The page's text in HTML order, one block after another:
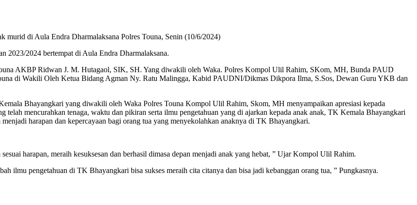
murid di Aula Endra Dharmalaksana Polres Touna, Senin (10/6/2024)
2023/2024 bertempat di Aula Endra Dharmalaksana.
AKBP Ridwan J. M. Hutagaol, SIK, SH. Yang diwakili oleh Waka. Polres Kompol Ulil Rahim, SKom, MH, Bunda PAUD
di Wakili Oleh Ketua Bidang Agman Ny. Ratu Malingga, Kabid PAUDNI/Dikmas Dikpora Ilma, S.Sos, Dewan Guru YKB dan
Bhayangkari yang diwakili oleh Waka Polres Touna Kompol Ulil Rahim, Skom, MH menyampaikan apresiasi kepada
mencurahkan tenaga, waktu dan pikiran serta ilmu pengetahuan yang di ajarkan kepada anak anak, TK Kemala Bhayangkari
harapan dan kepercayaan bagi orang tua yang menyekolahkan anaknya di TK Bhayangkari.
harapan, meraih kesuksesan dan berhasil dimasa depan menjadi anak yang hebat, ” Ujar Kompol Ulil Rahim.
ilmu pengetahuan di TK Bhayangkari bisa sukses meraih cita citanya dan bisa jadi kebanggan orang tua, ” Pungkasnya.